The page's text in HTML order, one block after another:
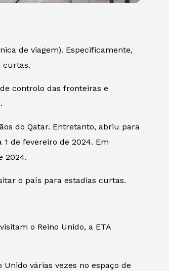
de viagem). Especificamente,
curtas.
controlo das fronteiras e
do Qatar. Entretanto, abriu para
1 de fevereiro de 2024. Em
2024.
o país para estadias curtas.
o Reino Unido, a ETA
várias vezes no espaço de